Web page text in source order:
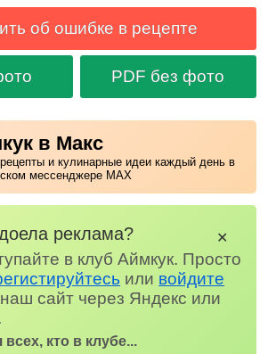
об ошибке в рецепте
PDF без фото
в Макс
и кулинарные идеи каждый день в
мессенджере MAX
реклама?
в клуб Аймкук. Просто
или войдите
сайт через Яндекс или
всех, кто в клубе...
✕